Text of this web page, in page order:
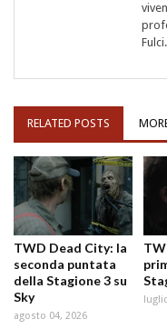
Fulci.
RELATED POSTS
TWD Dead City: la
seconda puntata
della Stagione 3 su
Sky
agosto 04, 2026